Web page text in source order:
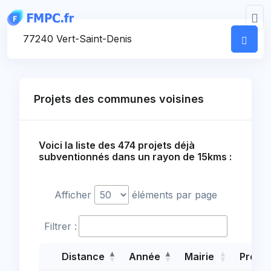
Projets des communes voisines
Voici la liste des 474 projets déjà
subventionnés dans un rayon de 15kms :
Afficher éléments par page
Filtrer :
Distance Année Mairie Projet
Panneau de gestion des cookies